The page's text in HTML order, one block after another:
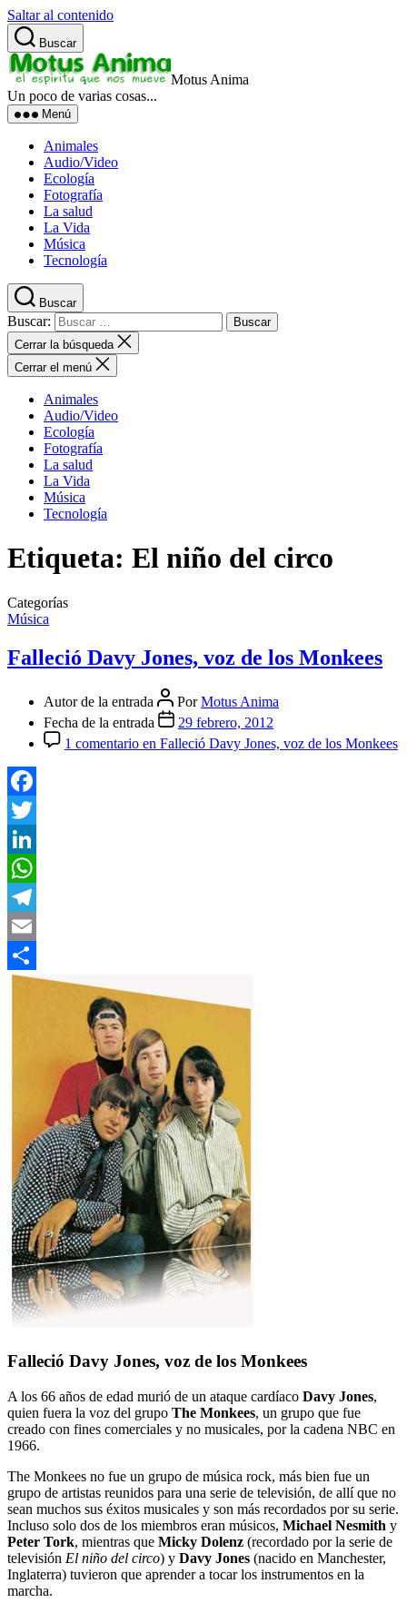
Saltar al contenido
Buscar
Motus Anima
Un poco de varias cosas...
Menú
Animales
Audio/Video
Ecología
Fotografía
La salud
La Vida
Música
Tecnología
Buscar
Buscar:
Cerrar la búsqueda
Cerrar el menú
Animales
Audio/Video
Ecología
Fotografía
La salud
La Vida
Música
Tecnología
Etiqueta: El niño del circo
Categorías
Música
Falleció Davy Jones, voz de los Monkees
Autor de la entrada PorMotus Anima
Fecha de la entrada
29 febrero, 2012
1 comentario en Falleció Davy Jones, voz de los Monkees
Facebook
Twitter
LinkedIn
WhatsApp
Telegram
Email
Compartir
Falleció Davy Jones, voz de los Monkees
A los 66 años de edad murió de un ataque cardíaco Davy Jones,
quien fuera la voz del grupo The Monkees, un grupo que fue
creado con fines comerciales y no musicales, por la cadena NBC en
1966.
The Monkees no fue un grupo de música rock, más bien fue un
grupo de artistas reunidos para una serie de televisión, de allí que no
sean muchos sus éxitos musicales y son más recordados por su serie.
Incluso solo dos de los miembros eran músicos, Michael Nesmith y
Peter Tork, mientras que Micky Dolenz (recordado por la serie de
televisión El niño del circo) y Davy Jones (nacido en Manchester,
Inglaterra) tuvieron que aprender a tocar los instrumentos en la
marcha.